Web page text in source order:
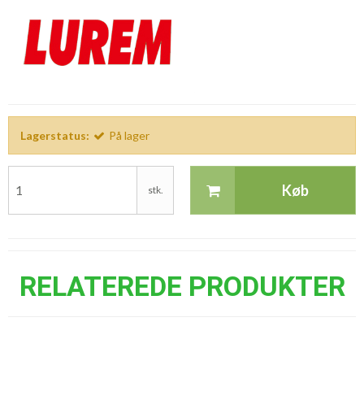
Lagerstatus: På lager
stk. Køb
RELATEREDE PRODUKTER